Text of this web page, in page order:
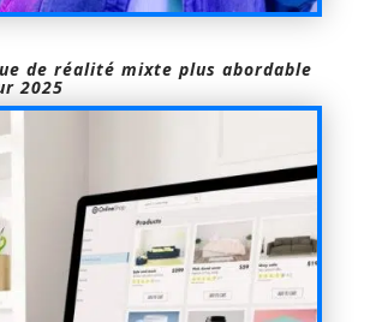
de réalité mixte plus abordable
2025